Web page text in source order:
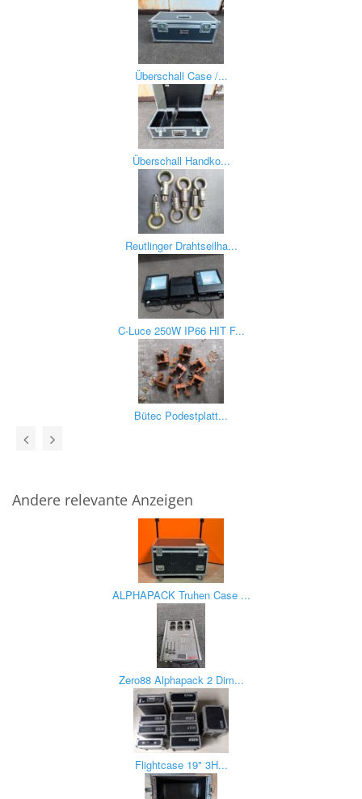
Überschall Case /...
Überschall Handko...
Reutlinger Drahtseilha...
C-Luce 250W IP66 HIT F...
Bütec Podestplatt...
Andere relevante Anzeigen
ALPHAPACK Truhen Case ...
Zero88 Alphapack 2 Dim...
Flightcase 19" 3H...